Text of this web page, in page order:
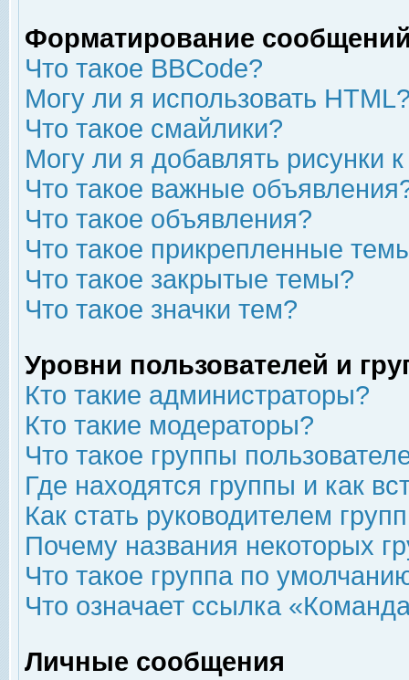
Форматирование
Что такое BBCode?
Могу ли я использовать
Что такое смайлики?
Могу ли я добавлять рисунки
Что такое важные
Что такое объявления?
Что такое прикрепленные
Что такое закрытые темы?
Что такое значки тем?
Уровни пользователей и
Кто такие администраторы?
Кто такие модераторы?
Что такое группы
Где находятся группы и как
Как стать руководителем
Почему названия некоторых
Что такое группа по
Что означает ссылка
Личные сообщения